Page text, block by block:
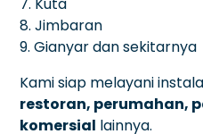
8. Jimbaran
9. Gianyar dan sekitarnya
Kami siap melayani
restoran, perumahan,
komersial lainnya.